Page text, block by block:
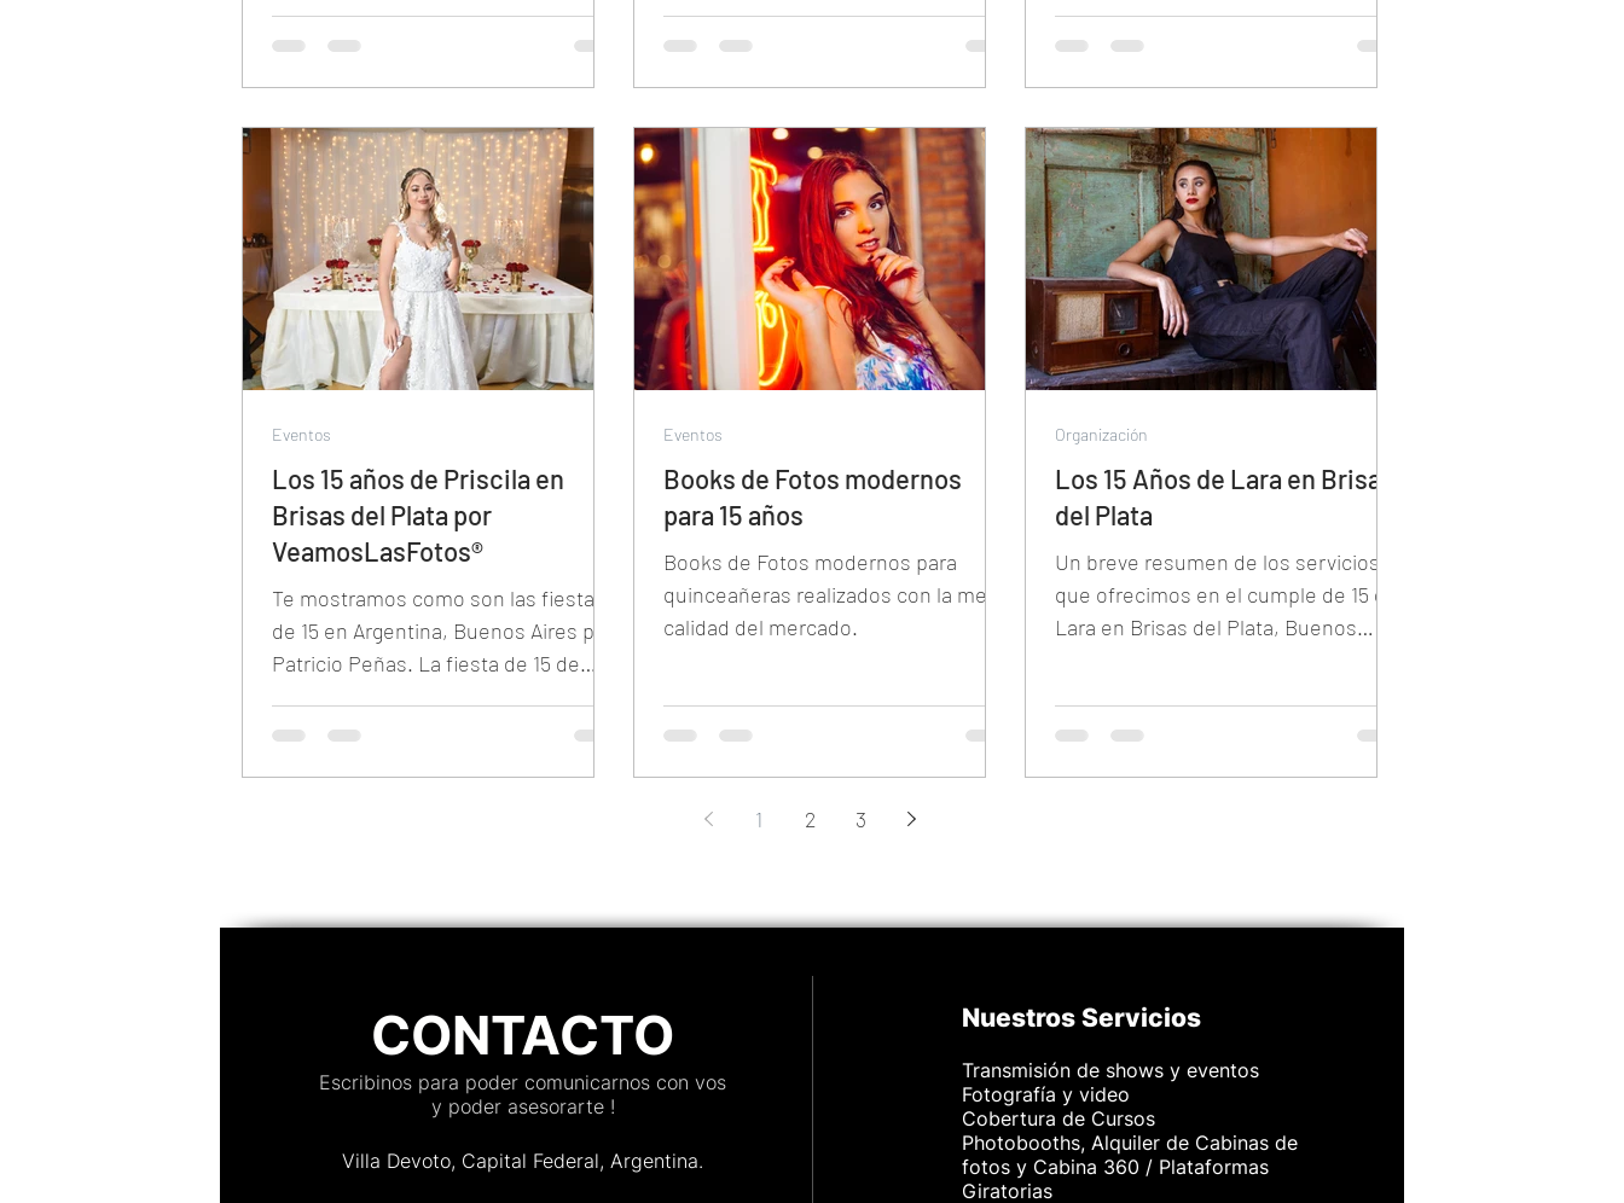
Los 15 años de Priscila en
Brisas del Plata por
VeamosLasFotos®
Te mostramos como son las fiesta
de 15 en Argentina, Buenos Aires por
Patricio Peñas. La fiesta de 15 de
Eventos
Books de Fotos modernos
para 15 años
Books de Fotos modernos para
quinceañeras realizados con la mejor
calidad del mercado.
Eventos
Los 15 Años de Lara en Brisas
del Plata
Un breve resumen de los servicios
que ofrecimos en el cumple de 15 de
Lara en Brisas del Plata, Buenos
Organización
1 2 3
CONTACTO
Escribinos para poder comunicarnos con vos
y poder asesorarte !
Villa Devoto, Capital Federal, Argentina.
Nuestros Servicios
Transmisión de shows y eventos
Fotografía y video
Cobertura de Cursos
Photobooths, Alquiler de Cabinas de
fotos y Cabina 360 / Plataformas
Giratorias